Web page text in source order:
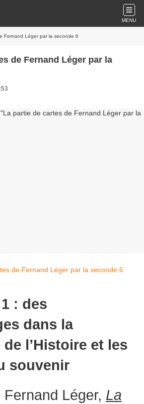
MENU
Fernand Léger par la seconde 6
de Fernand Léger par la
: des
dans la
l’Histoire et les
souvenir
Fernand Léger, La